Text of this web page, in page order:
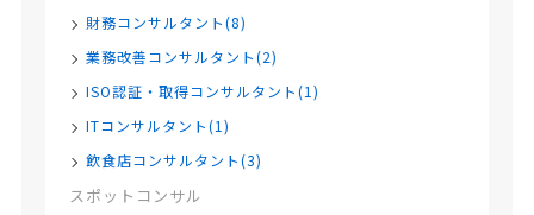
財務コンサルタント(8)
業務改善コンサルタント(2)
ISO認証・取得コンサルタント(1)
ITコンサルタント(1)
飲食店コンサルタント(3)
スポットコンサル